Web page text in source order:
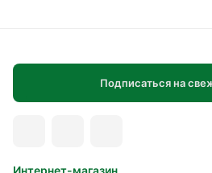
Подписаться на
Интернет-магазин